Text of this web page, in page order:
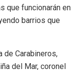
que funcionarán en
barrios que
de Carabineros,
del Mar, coronel